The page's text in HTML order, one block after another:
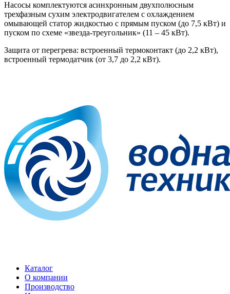
Насосы комплектуются асинхронным двухполюсным
трехфазным сухим электродвигателем с охлаждением
омывающей статор жидкостью с прямым пуском (до 7,5 кВт) и
пуском по схеме «звезда-треугольник» (11 – 45 кВт).
Защита от перегрева: встроенный термоконтакт (до 2,2 кВт),
встроенный термодатчик (от 3,7 до 2,2 кВт).
Каталог
О компании
Производство